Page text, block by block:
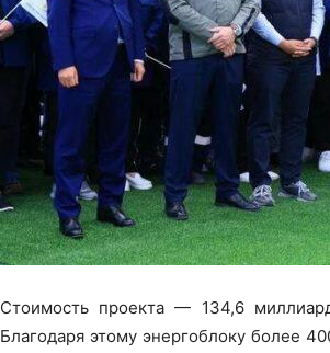
Стоимость проекта — 134,6
Благодаря этому энергоблоку более